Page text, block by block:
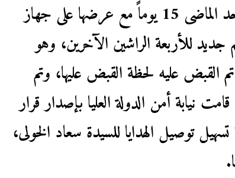
سعاد الخولى تم تجديد حبسها يوم الأحد الماضى 15 يوماً مع عرضها على جهاز
للأربعة الراشين الآخرين، وهو
القبض عليه لحظة القبض عليها، وتم
نيابة أمن الدولة العليا بإصدار قرار
تسهيل توصيل الهدايا للسيدة سعاد الخولى،